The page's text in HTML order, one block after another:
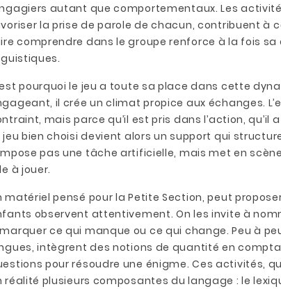
autant que comportementaux. Les
la prise de parole de chacun, contribuent à
comprendre dans le groupe renforce à la fois
pourquoi le jeu a toute sa place dans cette
il crée un climat propice aux échanges.
mais parce qu’il est pris dans l’action, qu’il
jeu bien choisi devient alors un support qui
pas une tâche artificielle, mais met en
à jouer.
matériel pensé pour la Petite Section, peut
observent attentivement. On les invite à
ce qui manque ou ce qui change. Peu à
intègrent des notions de quantité en
pour résoudre une énigme. Ces activités,
réalité plusieurs composantes du langage : le